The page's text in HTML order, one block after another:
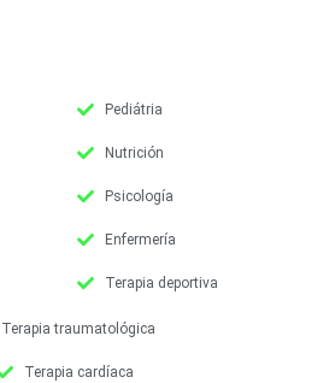
Pediátria
Nutrición
Psicología
Enfermería
Terapia deportiva
Terapia traumatológica
Terapia cardíaca